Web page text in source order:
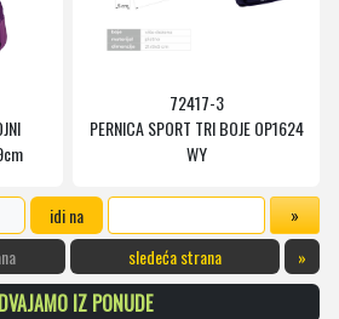
72417-3
PERNICA SPORT TRI BOJE OP1624
WY
idi na
sledeća strana »
IZ PONUDE